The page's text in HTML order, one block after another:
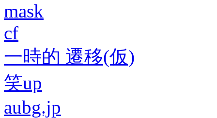
mask
cf
一時的 遷移(仮)
笑up
aubg.jp